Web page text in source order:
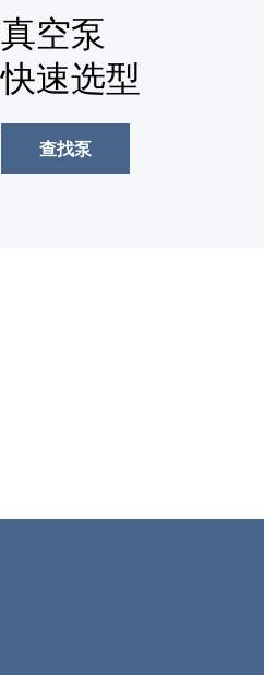
真空泵
快速选型
查找泵